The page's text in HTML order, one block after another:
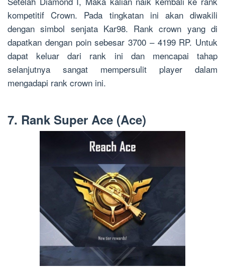
kompetitif Crown. Pada tingkatan ini akan diwakili
dengan simbol senjata Kar98. Rank crown yang di
dapatkan dengan poin sebesar 3700 – 4199 RP. Untuk
dapat keluar dari rank ini dan mencapai tahap
selanjutnya sangat mempersulit player dalam
mengadapi rank crown ini.
7. Rank Super Ace (Ace)